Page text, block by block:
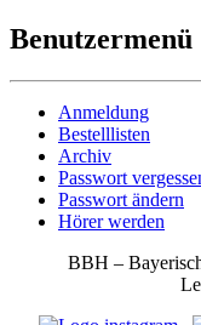
Benutzermenü
Anmeldung
Bestelllisten
Archiv
Passwort
Passwort ändern
Hörer werden
BBH –